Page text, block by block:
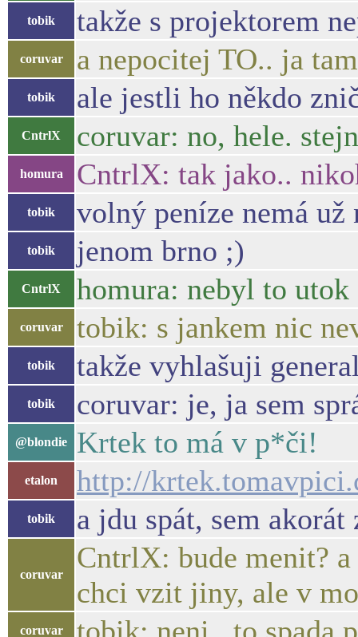
tobik takže s projektorem
coruvar a nepocitej TO.. ja
tobik ale jestli ho někdo
CntrlX coruvar: no, hele.
homura CntrlX: tak jako..
tobik volný peníze nemá už
tobik jenom brno ;)
CntrlX homura: nebyl to
coruvar tobik: s jankem nic
tobik takže vyhlašuji
tobik coruvar: je, ja sem
@blondie Krtek to má v p*či!
etalon http://
tobik a jdu spát, sem
coruvar
CntrlX: bude menit?
chci vzit jiny, ale v
coruvar